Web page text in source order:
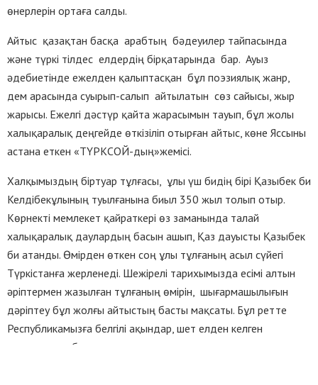
өнерлерін ортаға салды.
Айтыс қазақтан басқа арабтың бәдеуилер тайпасында
және түркі тілдес елдердің бірқатарында бар. Ауыз
әдебиетінде ежелден қалыптасқан бұл поэзиялық жанр,
дем арасында суырып-салып айтылатын сөз сайысы, жыр
жарысы. Ежелгі дәстүр қайта жарасымын тауып, бұл жолы
халықаралық деңгейде өткізіліп отырған айтыс, көне Яссыны
астана еткен «ТҮРКСОЙ-дың»жемісі.
Халқымыздың біртуар тұлғасы, ұлы үш бидің бірі Қазыбек би
Келдібекұлының туылғанына биыл 350 жыл толып отыр.
Көрнекті мемлекет қайраткері өз заманында талай
халықаралық даулардың басын ашып, Қаз дауысты Қазыбек
би атанды. Өмірден өткен соң ұлы тұлғаның асыл сүйегі
Түркістанға жерленеді. Шежірелі тарихымызда есімі алтын
әріптермен жазылған тұлғаның өмірін, шығармашылығын
дәріптеу бұл жолғы айтыстың басты мақсаты. Бұл ретте
Республикамызға белгілі ақындар, шет елден келген
қонақтар да барын салды.